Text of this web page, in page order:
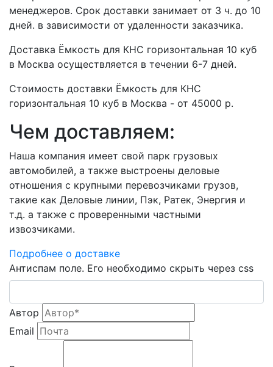
менеджеров. Срок доставки занимает от 3 ч. до 10
дней. в зависимости от удаленности заказчика.
Доставка Ёмкость для КНС горизонтальная 10 куб
в Москва осуществляется в течении 6-7 дней.
Стоимость доставки Ёмкость для КНС
горизонтальная 10 куб в Москва - от 45000 р.
Чем доставляем:
Наша компания имеет свой парк грузовых
автомобилей, а также выстроены деловые
отношения с крупными перевозчиками грузов,
такие как Деловые линии, Пэк, Ратек, Энергия и
т.д. а также с проверенными частными
извозчиками.
Подробнее о доставке
Антиспам поле. Его необходимо скрыть через css
Автор
Email